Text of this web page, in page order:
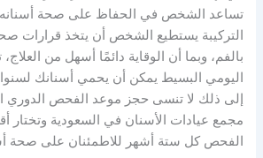
تساعد الشخص في الحفاظ على صحة أسنانه
التركيبة يستطيع الشخص أن يتخذ قرارات
بالفم، وبما أن الوقاية دائمًا أسهل من العلاج،
اليومي البسيط يمكن أن يحمي أسنانك
إلى ذلك لا تنسى حجز موعد الفحص الدوري
مجمع عيادات الأسنان في السعودية وتختار
الفحص كل ستة أشهر للاطمئنان على صحة